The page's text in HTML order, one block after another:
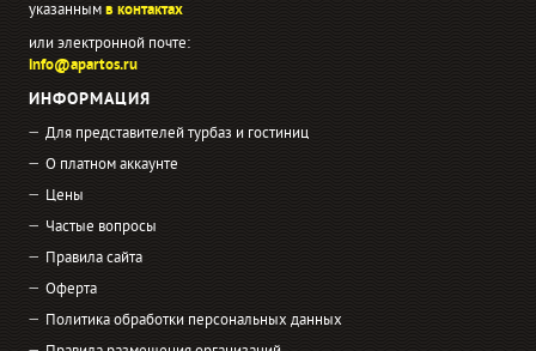
указаннымв контактах
или электронной почте:
info@apartos.ru
ИНФОРМАЦИЯ
Для представителей турбаз и гостиниц
О платном аккаунте
Цены
Частые вопросы
Правила сайта
Оферта
Политика обработки персональных данных